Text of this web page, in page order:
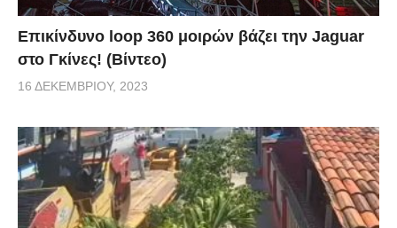
Επικίνδυνο loop 360 μοιρών βάζει την Jaguar
στο Γκίνες! (Βίντεο)
16 ΔΕΚΕΜΒΡΊΟΥ, 2023